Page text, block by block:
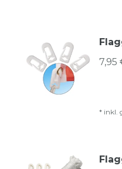
7,95
* inkl.